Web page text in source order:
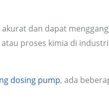
dan dapat
proses kimia di
dosing pump, ada